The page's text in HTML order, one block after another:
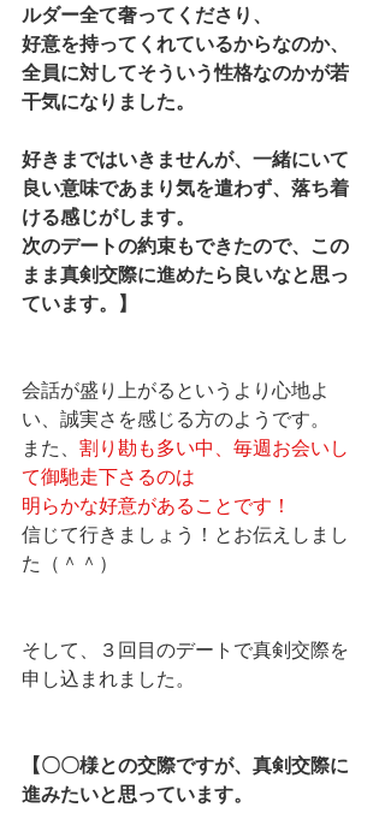
ルダー全て奢ってくださり、
好意を持ってくれているからなのか、
全員に対してそういう性格なのかが若
干気になりました。
好きまではいきませんが、一緒にいて
良い意味であまり気を遣わず、落ち着
ける感じがします。
次のデートの約束もできたので、この
まま真剣交際に進めたら良いなと思っ
ています。】
会話が盛り上がるというより心地よ
い、誠実さを感じる方のようです。
また、 割り勘も多い中、毎週お会いし
て御馳走下さるのは
明らかな好意があることです！
信じて行きましょう！とお伝えしまし
た（＾＾）
そして、３回目のデートで真剣交際を
申し込まれました。
【〇〇様との交際ですが、真剣交際に
進みたいと思っています。